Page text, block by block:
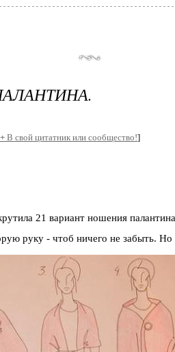
+ В свой цитатник или сообщество!]
21 вариант ношения
руку - чтоб ничего не забыть. Но